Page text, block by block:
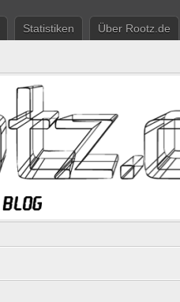
Statistiken
Über Rootz.de